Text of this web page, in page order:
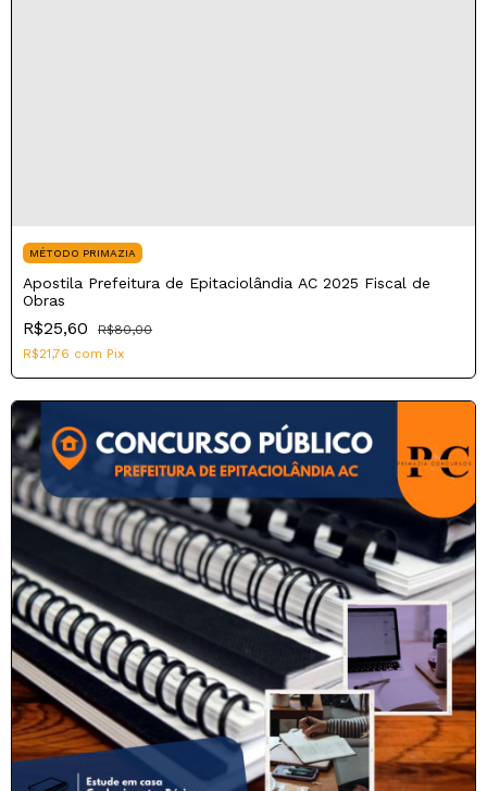
MÉTODO PRIMAZIA
Apostila Prefeitura de Epitaciolândia AC 2025 Fiscal de
Obras
R$25,60
R$80,00
R$21,76 com Pix